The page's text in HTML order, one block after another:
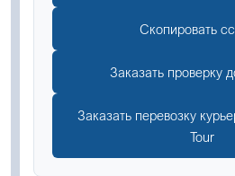
Скопировать
Заказать проверку
Заказать перевозку
Tour